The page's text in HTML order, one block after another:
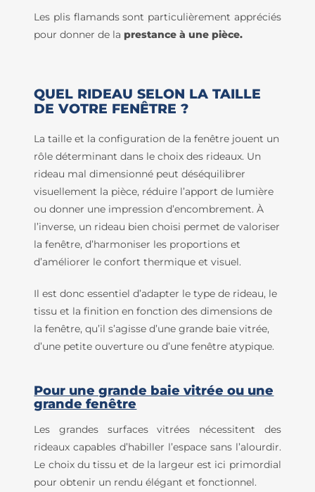
Les plis flamands sont particulièrement appréciés
pour donner de laprestance à une pièce.
QUEL RIDEAU SELON LA TAILLE
DE VOTRE FENÊTRE ?
La taille et la configuration de la fenêtre jouent un
rôle déterminant dans le choix des rideaux. Un
rideau mal dimensionné peut déséquilibrer
visuellement la pièce, réduire l’apport de lumière
ou donner une impression d’encombrement. À
l’inverse, un rideau bien choisi permet de valoriser
la fenêtre, d’harmoniser les proportions et
d’améliorer le confort thermique et visuel.
Il est donc essentiel d’adapter le type de rideau, le
tissu et la finition en fonction des dimensions de
la fenêtre, qu’il s’agisse d’une grande baie vitrée,
d’une petite ouverture ou d’une fenêtre atypique.
Pour une grande baie vitrée ou une
grande fenêtre
Les grandes surfaces vitrées nécessitent des
rideaux capables d’habiller l’espace sans l’alourdir.
Le choix du tissu et de la largeur est ici primordial
pour obtenir un rendu élégant et fonctionnel.